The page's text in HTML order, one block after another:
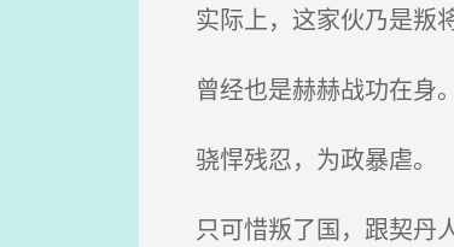
实际上，这家伙乃是叛将
曾经也是赫赫战功在身。
骁悍残忍，为政暴虐。
只可惜叛了国，跟契丹